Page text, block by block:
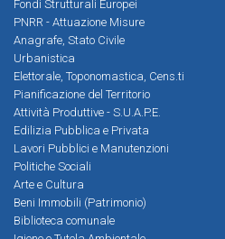
Fondi Strutturali Europei
PNRR - Attuazione Misure
Anagrafe, Stato Civile
Urbanistica
Elettorale, Toponomastica, Cens.ti
Pianificazione del Territorio
Attività Produttive - S.U.A.P.E.
Edilizia Pubblica e Privata
Lavori Pubblici e Manutenzioni
Politiche Sociali
Arte e Cultura
Beni Immobili (Patrimonio)
Biblioteca comunale